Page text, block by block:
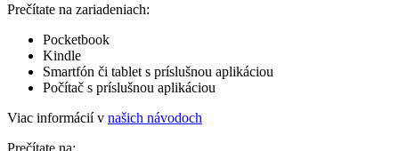
Prečítate na zariadeniach:
Pocketbook
Kindle
Smartfón či tablet s príslušnou aplikáciou
Počítač s príslušnou aplikáciou
Viac informácií v našich návodoch
Prečítate na: